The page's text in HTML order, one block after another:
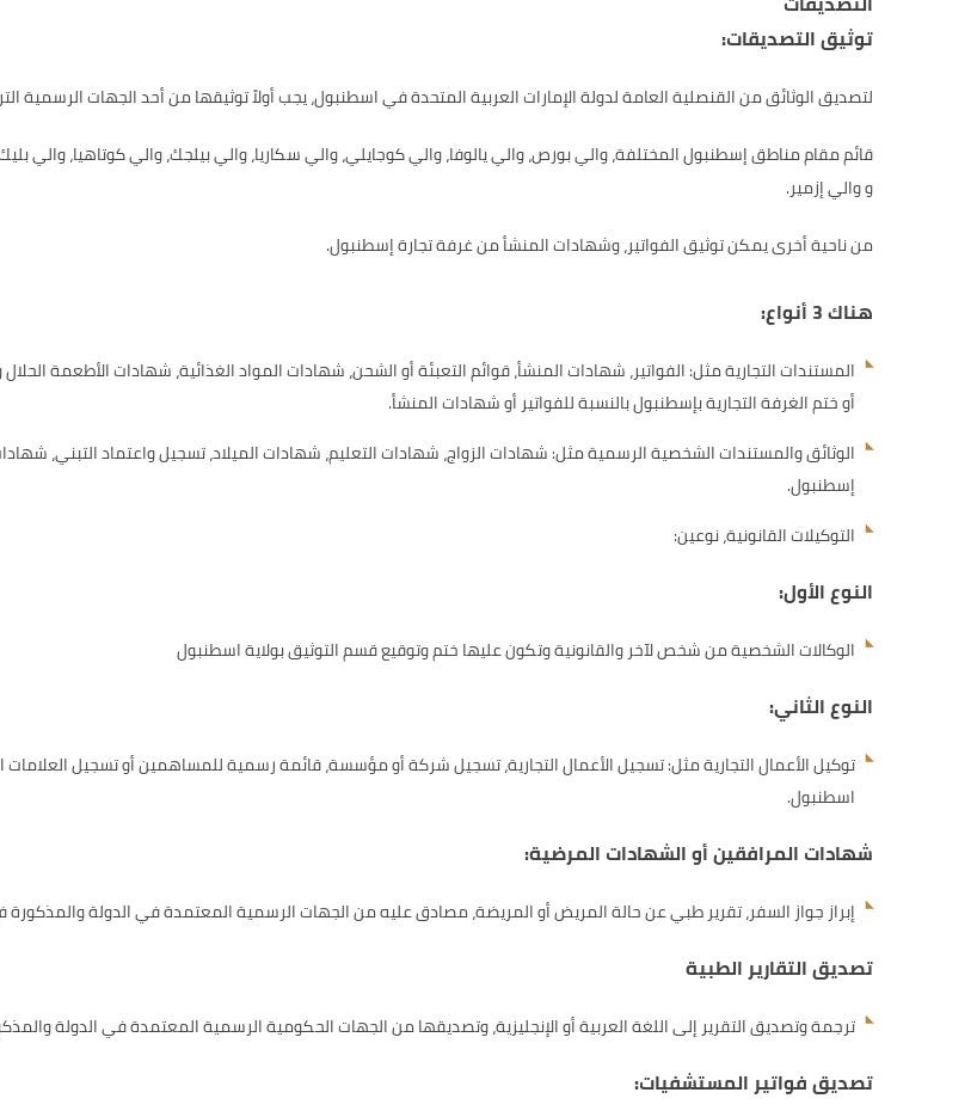
توثيق التصديقات:
لتصديق الوثائق من القنصلية العامة لدولة الإمارات العربية المتحدة في اسطنبول، يجب أولاً توثيقها من أحد الجهات الرسمية
قائم مقام مناطق إسطنبول المختلفة، والي بورص، والي يالوفا، والي كوجايلي، والي سكاريا، والي بيلجك، والي كوتاهيا، والي
و والي إزمير.
من ناحية أخرى يمكن توثيق الفواتير، وشهادات المنشأ من غرفة تجارة إسطنبول.
هناك 3 أنواع:
المستندات التجارية مثل: الفواتير، شهادات المنشأ، قوائم التعبئة أو الشحن، شهادات المواد الغذائية، شهادات الأطعمة
أو ختم الغرفة التجارية بإسطنبول بالنسبة للفواتير أو شهادات المنشأ.
الوثائق والمستندات الشخصية الرسمية مثل: شهادات الزواج، شهادات التعليم، شهادات الميلاد، تسجيل واعتماد التبني،
إسطنبول.
التوكيلات القانونية، نوعين:
النوع الأول:
الوكالات الشخصية من شخص لآخر والقانونية وتكون عليها ختم وتوقيع قسم التوثيق بولاية اسطنبول
النوع الثاني:
توكيل الأعمال التجارية مثل: تسجيل الأعمال التجارية، تسجيل شركة أو مؤسسة، قائمة رسمية للمساهمين أو تسجيل
اسطنبول.
شهادات المرافقين أو الشهادات المرضية:
إبراز جواز السفر، تقرير طبي عن حالة المريض أو المريضة، مصادق عليه من الجهات الرسمية المعتمدة في الدولة
تصديق التقارير الطبية
ترجمة وتصديق التقرير إلى اللغة العربية أو الإنجليزية، وتصديقها من الجهات الحكومية الرسمية المعتمدة في الدولة
تصديق فواتير المستشفيات: